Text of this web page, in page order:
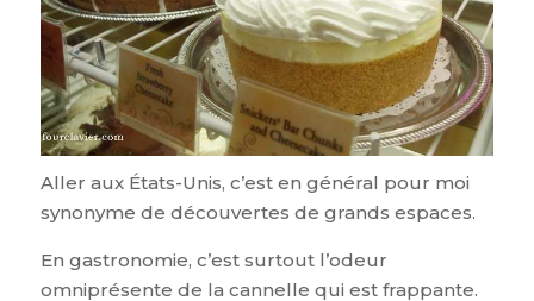
Aller aux États-Unis, c’est en général pour moi
synonyme de découvertes de grands espaces.
En gastronomie, c’est surtout l’odeur
omniprésente de la cannelle qui est frappante.